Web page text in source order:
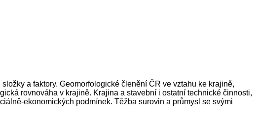
a faktory. Geomorfologické členění ČR ve vztahu ke krajině,
rovnováha v krajině. Krajina a stavební i ostatní technické činnosti,
ekonomických podmínek. Těžba surovin a průmysl se svými